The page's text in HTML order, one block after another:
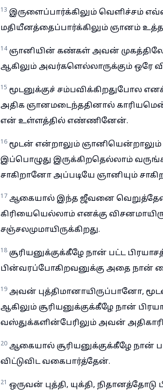
13 இருளைப்பார்க்கிலும் வெளிச்சம்
மதியீனத்தைப்பார்க்கிலும் ஞானம்
14 ஞானியின் கண்கள் அவன் முகத்திலே
ஆகிலும் அவர்களெல்லாருக்கும் ஒரே
15 மூடனுக்குச் சம்பவிக்கிறதுபோல
அதிக ஞானமடைந்ததினால்
என் உள்ளத்தில் எண்ணினேன்.
16 மூடன் என்றாலும்
இப்பொழுது இருக்கிறதெல்லாம்
சாகிறானோ அப்படியே ஞானியும்
17 ஆகையால் இந்த ஜீவனை வெறுத்தேன்;
கிரியையெல்லாம் எனக்கு
சஞ்சலமுமாயிருக்கிறது.
18 சூரியனுக்குக்கீழே நான் பட்ட
பின்வரப்போகிறவனுக்கு அதை நான்
19 அவன் புத்திமானாயிருப்பானோ,
ஆகிலும் சூரியனுக்குக்கீழே நான்
வஸ்துக்களின்பேரிலும் அவன்
20 ஆகையால் சூரியனுக்குக்கீழே நான்
விட்டுவிட வகைபார்த்தேன்.
21 ஒருவன் புத்தி, யுக்தி,